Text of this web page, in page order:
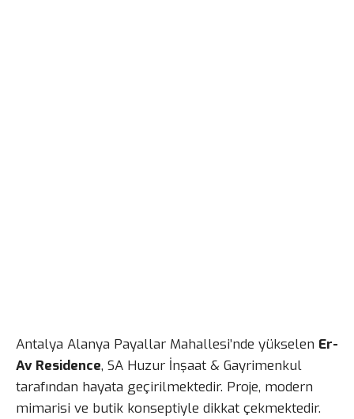
Antalya Alanya Payallar Mahallesi’nde yükselen Er-
Av Residence, SA Huzur İnşaat & Gayrimenkul
tarafından hayata geçirilmektedir. Proje, modern
mimarisi ve butik konseptiyle dikkat çekmektedir.